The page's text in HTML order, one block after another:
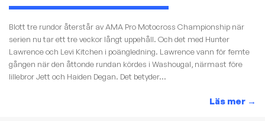
Blott tre rundor återstår av AMA Pro Motocross Championship när
serien nu tar ett tre veckor långt uppehåll. Och det med Hunter
Lawrence och Levi Kitchen i poängledning. Lawrence vann för femte
gången när den åttonde rundan kördes i Washougal, närmast före
lillebror Jett och Haiden Degan. Det betyder...
Läs mer →